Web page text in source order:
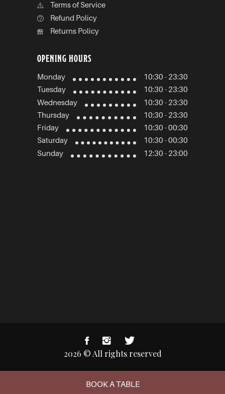
Terms of Service
Refund Policy
Returns Policy
OPENING HOURS
Monday
10:30 - 23:30
Tuesday
10:30 - 23:30
Wednesday
10:30 - 23:30
Thursday
10:30 - 23:30
Friday
10:30 - 00:30
Saturday
10:30 - 00:30
Sunday
12:30 - 23:00
2026 © All rights reserved
BOOK A TABLE